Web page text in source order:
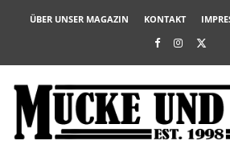
ÜBER UNSER MAGAZIN KONTAKT